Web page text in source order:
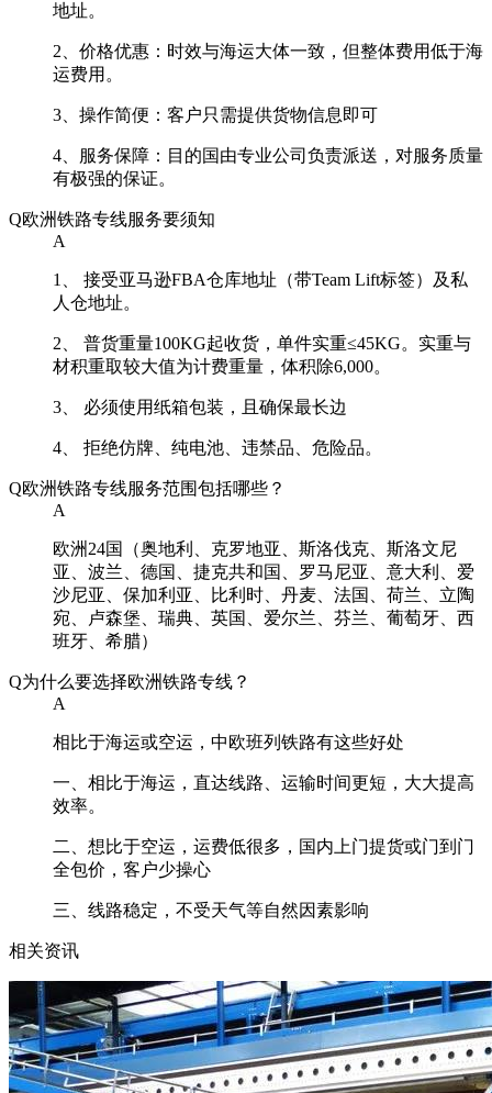
地址。
2、价格优惠：时效与海运大体一致，但整体费用低于海
运费用。
3、操作简便：客户只需提供货物信息即可
4、服务保障：目的国由专业公司负责派送，对服务质量
有极强的保证。
Q欧洲铁路专线服务要须知
A
1、 接受亚马逊FBA仓库地址（带Team Lift标签）及私
人仓地址。
2、 普货重量100KG起收货，单件实重≤45KG。实重与
材积重取较大值为计费重量，体积除6,000。
3、 必须使用纸箱包装，且确保最长边
4、 拒绝仿牌、纯电池、违禁品、危险品。
Q欧洲铁路专线服务范围包括哪些？
A
欧洲24国（奥地利、克罗地亚、斯洛伐克、斯洛文尼
亚、波兰、德国、捷克共和国、罗马尼亚、意大利、爱
沙尼亚、保加利亚、比利时、丹麦、法国、荷兰、立陶
宛、卢森堡、瑞典、英国、爱尔兰、芬兰、葡萄牙、西
班牙、希腊）
Q为什么要选择欧洲铁路专线？
A
相比于海运或空运，中欧班列铁路有这些好处
一、相比于海运，直达线路、运输时间更短，大大提高
效率。
二、想比于空运，运费低很多，国内上门提货或门到门
全包价，客户少操心
三、线路稳定，不受天气等自然因素影响
相关资讯